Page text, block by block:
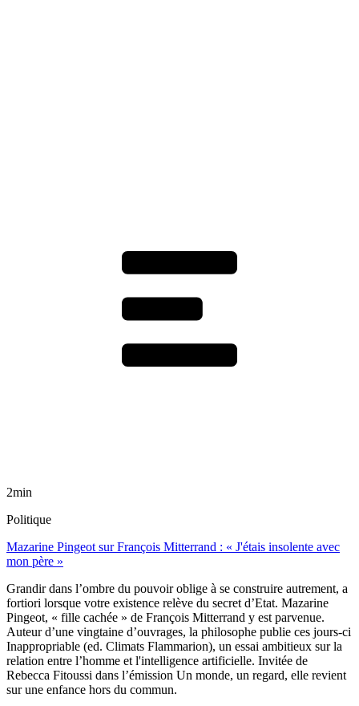
2min
Politique
Mazarine Pingeot sur François Mitterrand : « J'étais insolente avec
mon père »
Grandir dans l’ombre du pouvoir oblige à se construire autrement, a
fortiori lorsque votre existence relève du secret d’Etat. Mazarine
Pingeot, « fille cachée » de François Mitterrand y est parvenue.
Auteur d’une vingtaine d’ouvrages, la philosophe publie ces jours-ci
Inappropriable (ed. Climats Flammarion), un essai ambitieux sur la
relation entre l’homme et l'intelligence artificielle. Invitée de
Rebecca Fitoussi dans l’émission Un monde, un regard, elle revient
sur une enfance hors du commun.